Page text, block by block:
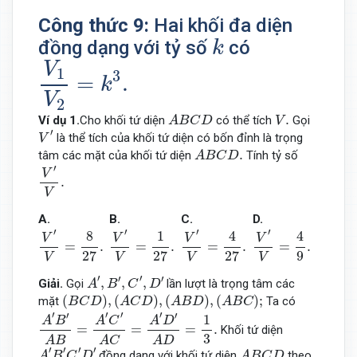
Công thức 9: Hai khối đa diện
đồng dạng với tỷ số k
k có
V1
V2
= k3 .
V1V2=k3
Ví dụ 1.Cho khối tứ diện ABCD
A BCD có thể tích V.
V. Gọi
V ′
V′
là thể tích của khối tứ diện có bốn đỉnh là trọng
tâm các mặt của khối tứ diện ABCD.
A BCD. Tính tỷ số
V ′
V
.
V′V.
A.
V ′
V
=
8
27
.
V′V 27.
B.
V ′
V
=
1
27
.
V′V 27.
C.
V ′
V
=
4
27
.
V′V 27.
D.
V ′
V
=
4
9
.
V′V
Giải. Gọi A′, B′, C′, D′
A′, ′,C D′
lần lượt là trọng tâm các
mặt (BCD), (ACD), (ABD), (ABC);
(BCD),( CD),(AB D ),( ABC ; Ta có
A′B′
AB
=
A′C′
AC
=
A′D′
AD
=
1
3
.
′B′A C′AC ′AD=
Khối tứ diện
′ ′ ′ ′
A′B′C ′D′ A BCD